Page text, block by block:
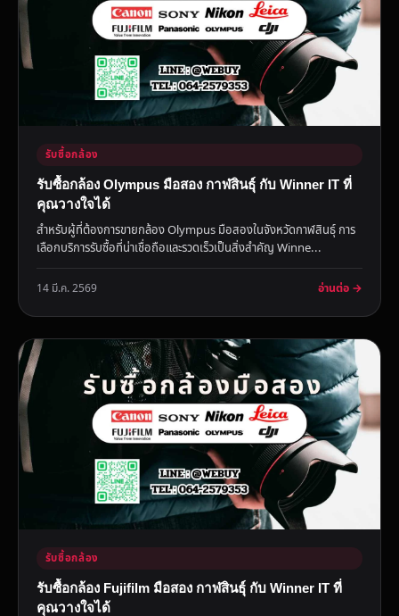
รับซื้อกล้อง
รับซื้อกล้อง Olympus มือสอง กาฬสินธุ์ กับ Winner IT ที่
คุณวางใจได้
สำหรับผู้ที่ต้องการขายกล้อง Olympus มือสองในจังหวัดกาฬสินธุ์ การ
เลือกบริการรับซื้อที่น่าเชื่อถือและรวดเร็วเป็นสิ่งสำคัญ Winne...
14 มี.ค. 2569 อ่านต่อ →
รับซื้อกล้อง
รับซื้อกล้อง Fujifilm มือสอง กาฬสินธุ์ กับ Winner IT ที่
คุณวางใจได้